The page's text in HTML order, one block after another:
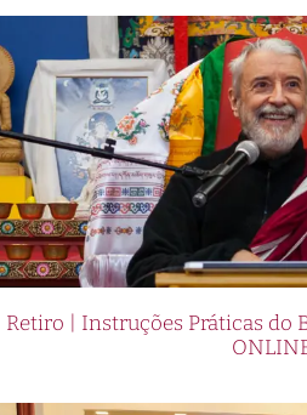
Retiro | Instruções Práticas do